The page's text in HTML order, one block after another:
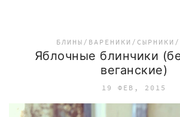
БЛИНЫ/ВАРЕНИКИ/СЫРНИКИ/
Яблочные блинчики
веганские)
19 ФЕВ, 2015